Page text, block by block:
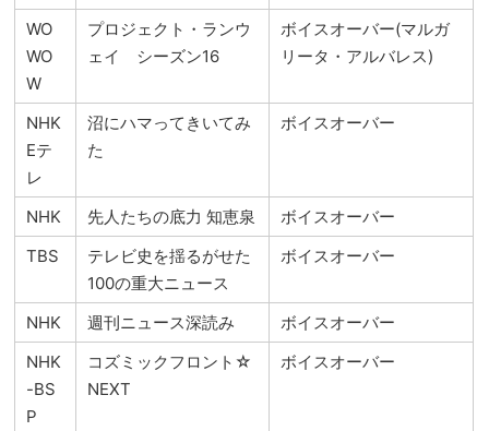
WO
WO
W
プロジェクト・ランウ
ェイ シーズン16
ボイスオーバー(マルガ
リータ・アルバレス)
NHK
Eテ
レ
沼にハマってきいてみ
た
ボイスオーバー
NHK 先人たちの底力 知恵泉
ボイスオーバー
TBS
テレビ史を揺るがせた
100の重大ニュース
ボイスオーバー
NHK 週刊ニュース深読み
ボイスオーバー
NHK
-BS
P
コズミックフロント☆
NEXT
ボイスオーバー